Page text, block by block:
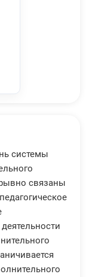
системы
связаны